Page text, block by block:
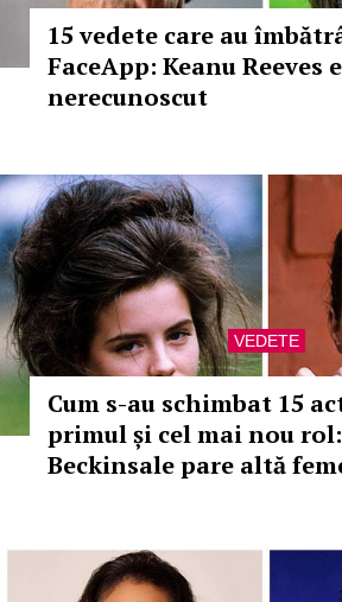
15 vedete care au
FaceApp: Keanu Reeves
nerecunoscut
VEDETE
Cum s-au schimbat 15
primul și cel mai nou
Beckinsale pare altă